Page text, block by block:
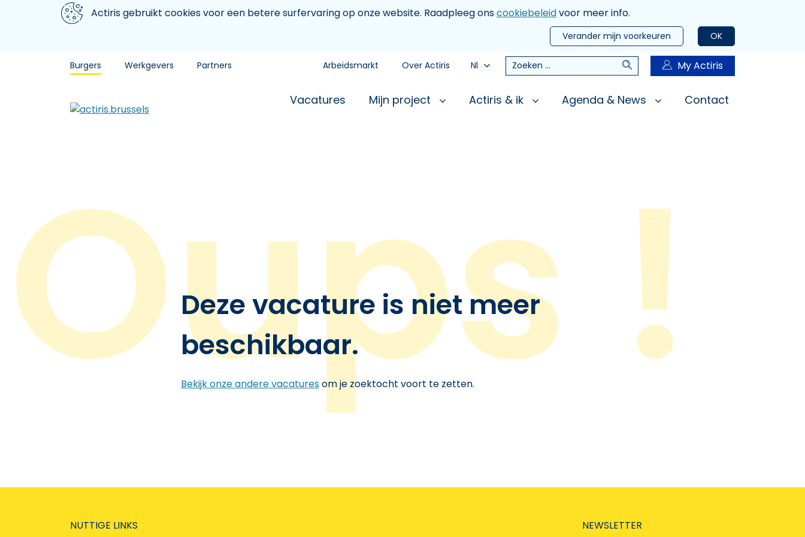
Aller au contenu principal
We gebruiken cookiesActiris gebruikt cookies voor een betere surfervaring op onze website. Raadpleeg onscookiebeleidvoor meer info.
OK
Verander mijn voorkeuren
Burgers Werkgevers Partners Arbeidsmarkt Over Actiris Nl Zoeken Zoeken My Actiris
Vacatures Mijn project Actiris & ik Agenda & News Contact
Deze vacature is niet meer
beschikbaar.
Bekijk onze andere vacaturesom je zoektocht voort te zetten.
NUTTIGE LINKS NEWSLETTER